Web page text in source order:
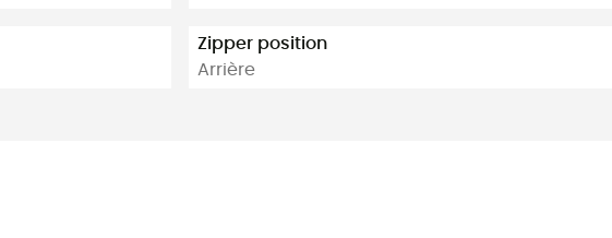
Zipper position
Arrière